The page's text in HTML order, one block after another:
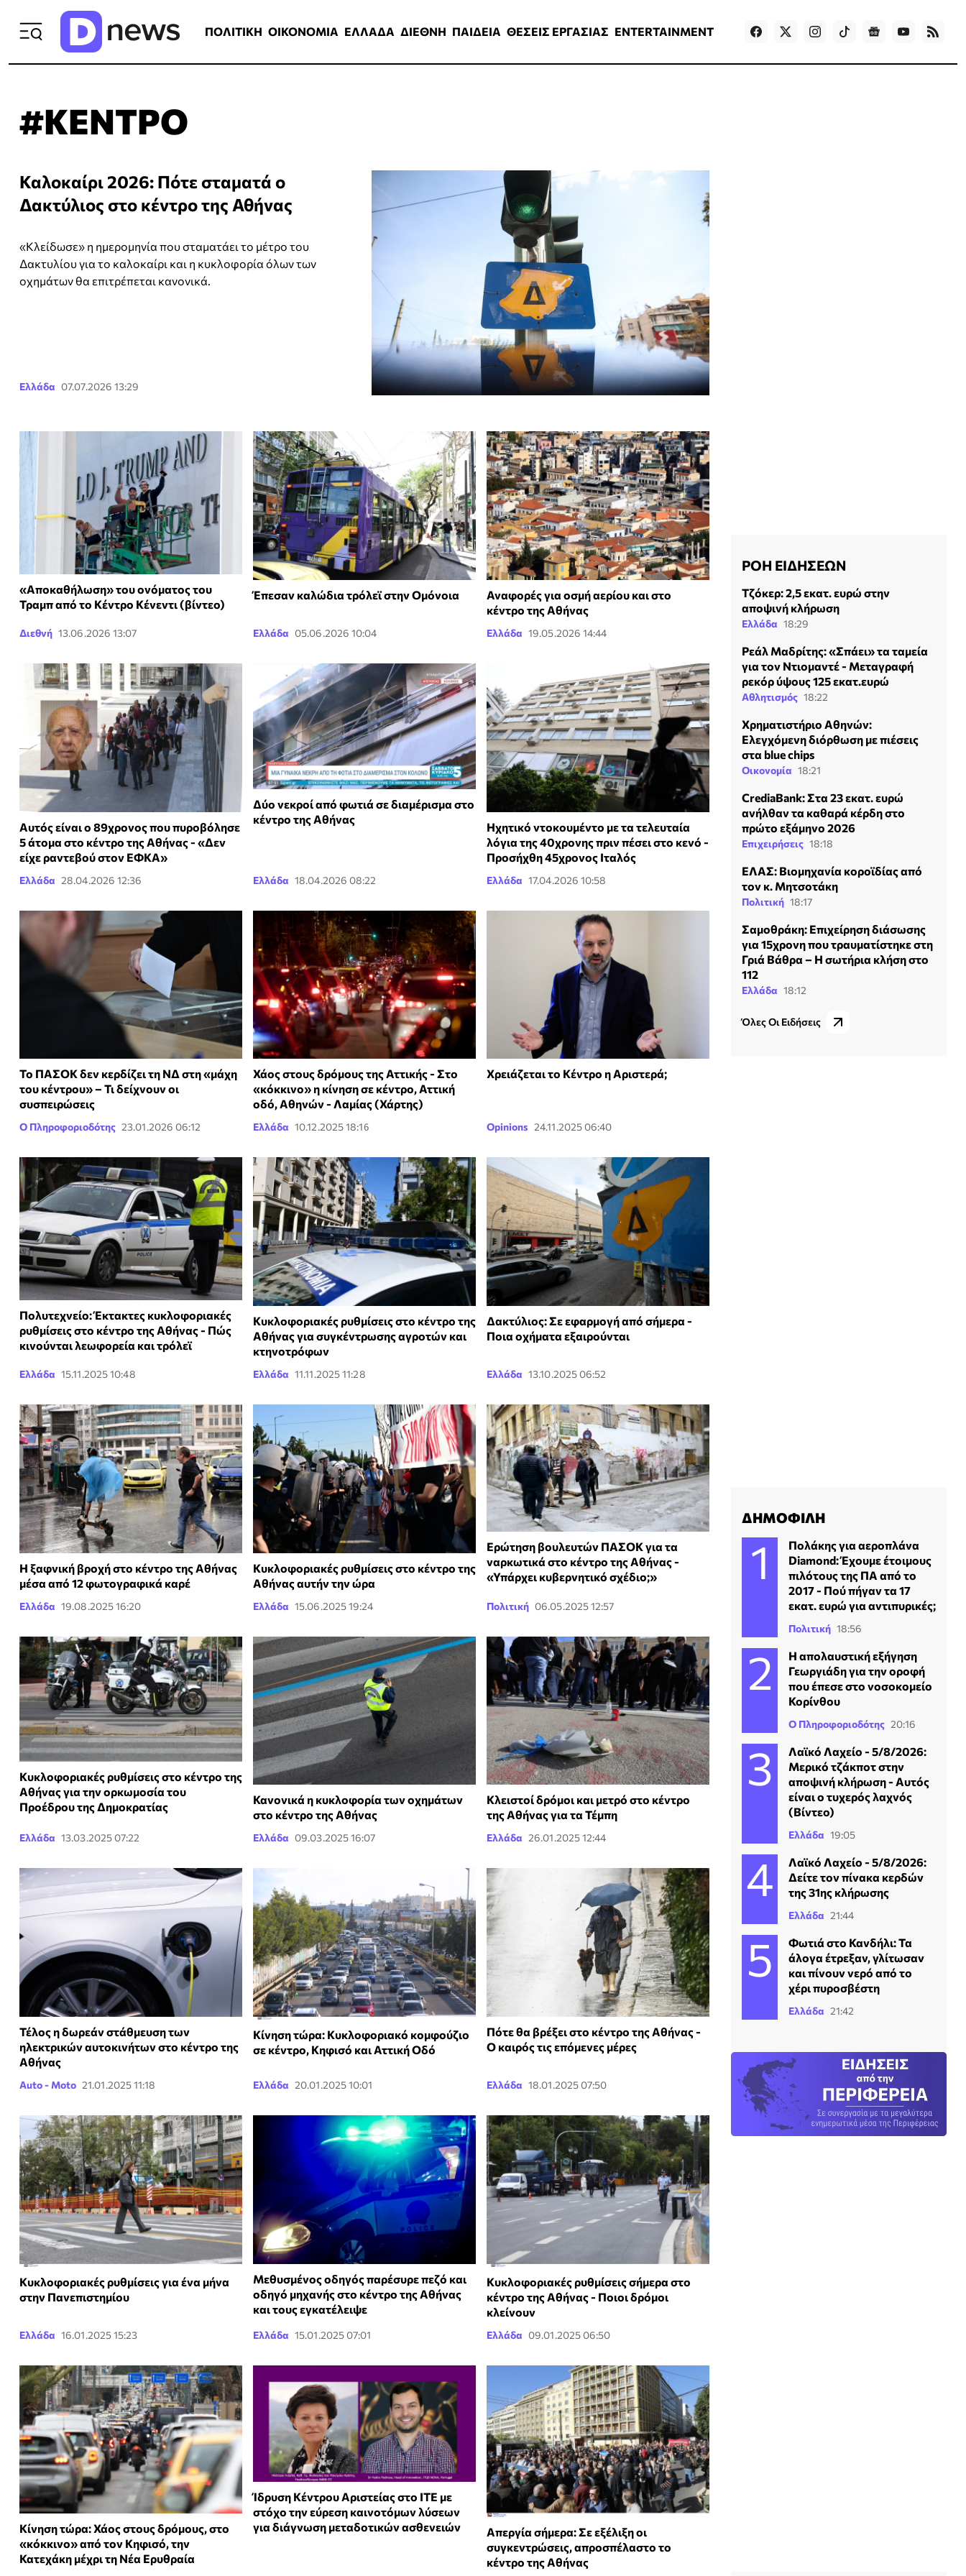
ΠΟΛΙΤΙΚΗ ΟΙΚΟΝΟΜΙΑ ΕΛΛΑΔΑ ΔΙΕΘΝΗ ΠΑΙΔΕΙΑ ΘΕΣΕΙΣ ΕΡΓΑΣΙΑΣ ENTERTAINMENT Games
#ΚΕΝΤΡΟ
Καλοκαίρι 2026: Πότε σταματά ο
Δακτύλιος στο κέντρο της Αθήνας
«Κλείδωσε» η ημερομηνία που σταματάει το μέτρο του
Δακτυλίου για το καλοκαίρι και η κυκλοφορία όλων των
οχημάτων θα επιτρέπεται κανονικά.
Ελλάδα 07.07.2026 13:29
«Αποκαθήλωση» του ονόματος του
Τραμπ από το Κέντρο Κένεντι (βίντεο)
Διεθνή 13.06.2026 13:07
Έπεσαν καλώδια τρόλεϊ στην Ομόνοια
Ελλάδα 05.06.2026 10:04
Αναφορές για οσμή αερίου και στο
κέντρο της Αθήνας
Ελλάδα 19.05.2026 14:44
Αυτός είναι ο 89χρονος που πυροβόλησε
5 άτομα στο κέντρο της Αθήνας - «Δεν
είχε ραντεβού στον ΕΦΚΑ»
Ελλάδα 28.04.2026 12:36
Δύο νεκροί από φωτιά σε διαμέρισμα στο
κέντρο της Αθήνας
Ελλάδα 18.04.2026 08:22
Ηχητικό ντοκουμέντο με τα τελευταία
λόγια της 40χρονης πριν πέσει στο κενό -
Προσήχθη 45χρονος Ιταλός
Ελλάδα 17.04.2026 10:58
Το ΠΑΣΟΚ δεν κερδίζει τη ΝΔ στη «μάχη
του κέντρου» – Τι δείχνουν οι
συσπειρώσεις
Ο Πληροφοριοδότης 23.01.2026 06:12
Χάος στους δρόμους της Αττικής - Στο
«κόκκινο» η κίνηση σε κέντρο, Αττική
οδό, Αθηνών - Λαμίας (Χάρτης)
Ελλάδα 10.12.2025 18:16
Χρειάζεται το Κέντρο η Αριστερά;
Opinions 24.11.2025 06:40
Πολυτεχνείο: Έκτακτες κυκλοφοριακές
ρυθμίσεις στο κέντρο της Αθήνας - Πώς
κινούνται λεωφορεία και τρόλεϊ
Ελλάδα 15.11.2025 10:48
Κυκλοφοριακές ρυθμίσεις στο κέντρο της
Αθήνας για συγκέντρωσης αγροτών και
κτηνοτρόφων
Ελλάδα 11.11.2025 11:28
Δακτύλιος: Σε εφαρμογή από σήμερα -
Ποια οχήματα εξαιρούνται
Ελλάδα 13.10.2025 06:52
Η ξαφνική βροχή στο κέντρο της Αθήνας
μέσα από 12 φωτογραφικά καρέ
Ελλάδα 19.08.2025 16:20
Κυκλοφοριακές ρυθμίσεις στο κέντρο της
Αθήνας αυτήν την ώρα
Ελλάδα 15.06.2025 19:24
Ερώτηση βουλευτών ΠΑΣΟΚ για τα
ναρκωτικά στο κέντρο της Αθήνας -
«Υπάρχει κυβερνητικό σχέδιο;»
Πολιτική 06.05.2025 12:57
Kυκλοφοριακές ρυθμίσεις στο κέντρο της
Αθήνας για την ορκωμοσία του
Προέδρου της Δημοκρατίας
Ελλάδα 13.03.2025 07:22
Κανονικά η κυκλοφορία των οχημάτων
στο κέντρο της Αθήνας
Ελλάδα 09.03.2025 16:07
Κλειστοί δρόμοι και μετρό στο κέντρο
της Αθήνας για τα Τέμπη
Ελλάδα 26.01.2025 12:44
Τέλος η δωρεάν στάθμευση των
ηλεκτρικών αυτοκινήτων στο κέντρο της
Αθήνας
Auto - Moto 21.01.2025 11:18
Κίνηση τώρα: Κυκλοφοριακό κομφούζιο
σε κέντρο, Κηφισό και Αττική Οδό
Ελλάδα 20.01.2025 10:01
Πότε θα βρέξει στο κέντρο της Αθήνας -
Ο καιρός τις επόμενες μέρες
Ελλάδα 18.01.2025 07:50
Κυκλοφοριακές ρυθμίσεις για ένα μήνα
στην Πανεπιστημίου
Ελλάδα 16.01.2025 15:23
Μεθυσμένος οδηγός παρέσυρε πεζό και
οδηγό μηχανής στο κέντρο της Αθήνας
και τους εγκατέλειψε
Ελλάδα 15.01.2025 07:01
Κυκλοφοριακές ρυθμίσεις σήμερα στο
κέντρο της Αθήνας - Ποιοι δρόμοι
κλείνουν
Ελλάδα 09.01.2025 06:50
Κίνηση τώρα: Χάος στους δρόμους, στο
«κόκκινο» από τον Κηφισό, την
Κατεχάκη μέχρι τη Νέα Ερυθραία
Ίδρυση Kέντρου Αριστείας στο ITE με
στόχο την εύρεση καινοτόμων λύσεων
για διάγνωση μεταδοτικών ασθενειών
Απεργία σήμερα: Σε εξέλιξη οι
συγκεντρώσεις, απροσπέλαστο το
κέντρο της Αθήνας
ΡΟΗ ΕΙΔΗΣΕΩΝ
Τζόκερ: 2,5 εκατ. ευρώ στην
αποψινή κλήρωση
Ελλάδα 18:29
Ρεάλ Μαδρίτης: «Σπάει» τα ταμεία
για τον Ντιομαντέ - Μεταγραφή
ρεκόρ ύψους 125 εκατ.ευρώ
Αθλητισμός 18:22
Χρηματιστήριο Αθηνών:
Ελεγχόμενη διόρθωση με πιέσεις
στα blue chips
Οικονομία 18:21
CrediaBank: Στα 23 εκατ. ευρώ
ανήλθαν τα καθαρά κέρδη στο
πρώτο εξάμηνο 2026
Επιχειρήσεις 18:18
ΕΛΑΣ: Βιομηχανία κοροϊδίας από
τον κ. Μητσοτάκη
Πολιτική 18:17
Σαμοθράκη: Επιχείρηση διάσωσης
για 15χρονη που τραυματίστηκε στη
Γριά Βάθρα – Η σωτήρια κλήση στο
112
Ελλάδα 18:12
Όλες Οι Ειδήσεις
ΔΗΜΟΦΙΛΗ
Πολάκης για αεροπλάνα
Diamond: Έχουμε έτοιμους
πιλότους της ΠΑ από το
2017 - Πού πήγαν τα 17
εκατ. ευρώ για αντιπυρικές;
Πολιτική 18:56
Η απολαυστική εξήγηση
Γεωργιάδη για την οροφή
που έπεσε στο νοσοκομείο
Κορίνθου
Ο Πληροφοριοδότης 20:16
Λαϊκό Λαχείο - 5/8/2026:
Μερικό τζάκποτ στην
αποψινή κλήρωση - Αυτός
είναι ο τυχερός λαχνός
(Βίντεο)
Ελλάδα 19:05
Λαϊκό Λαχείο - 5/8/2026:
Δείτε τον πίνακα κερδών
της 31ης κλήρωσης
Ελλάδα 21:44
Φωτιά στο Κανδήλι: Τα
άλογα έτρεξαν, γλίτωσαν
και πίνουν νερό από το
χέρι πυροσβέστη
Ελλάδα 21:42